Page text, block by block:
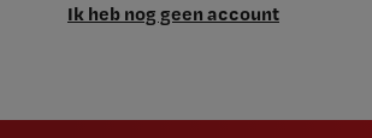
Ik heb nog geen account